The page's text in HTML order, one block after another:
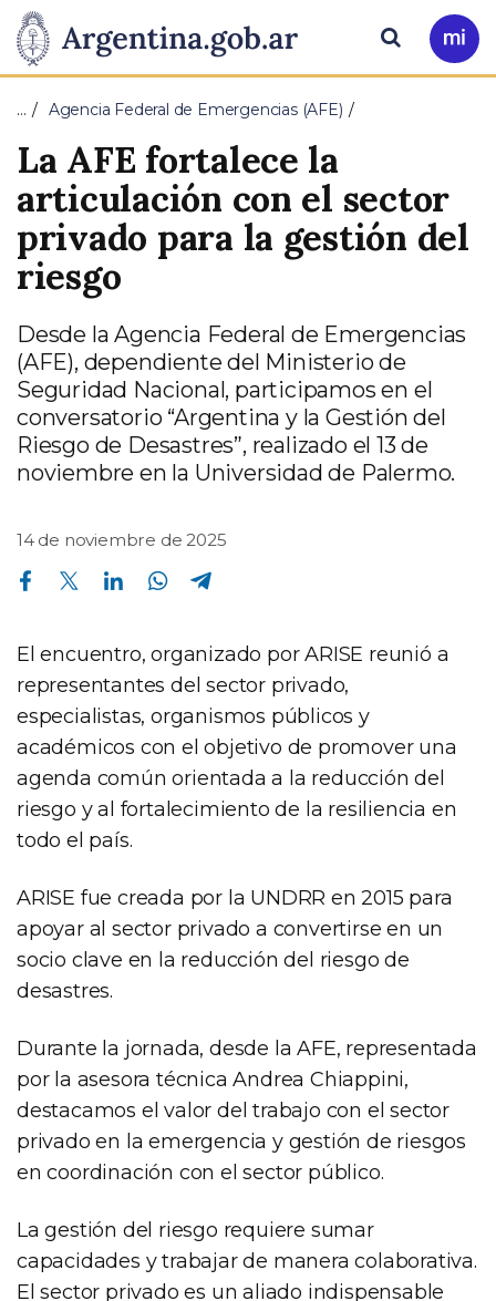
Presidencia
de
la
Nación
Pasar al contenido principal
Ir
a
Buscar
… Agencia Federal de Emergencias (AFE)
La AFE fortalece la
articulación con el sector
privado para la gestión del
riesgo
Desde la Agencia Federal de Emergencias
(AFE), dependiente del Ministerio de
Seguridad Nacional, participamos en el
conversatorio “Argentina y la Gestión del
Riesgo de Desastres”, realizado el 13 de
noviembre en la Universidad de Palermo.
14 de noviembre de 2025
Compartir en Facebook Compartir en Twitter Compartir en Linkedin Compartir en Whatsapp
El encuentro, organizado por ARISE reunió a
representantes del sector privado,
especialistas, organismos públicos y
académicos con el objetivo de promover una
agenda común orientada a la reducción del
riesgo y al fortalecimiento de la resiliencia en
todo el país.
ARISE fue creada por la UNDRR en 2015 para
apoyar al sector privado a convertirse en un
socio clave en la reducción del riesgo de
desastres.
Durante la jornada, desde la AFE, representada
por la asesora técnica Andrea Chiappini,
destacamos el valor del trabajo con el sector
privado en la emergencia y gestión de riesgos
en coordinación con el sector público.
La gestión del riesgo requiere sumar
capacidades y trabajar de manera colaborativa.
El sector privado es un aliado indispensable